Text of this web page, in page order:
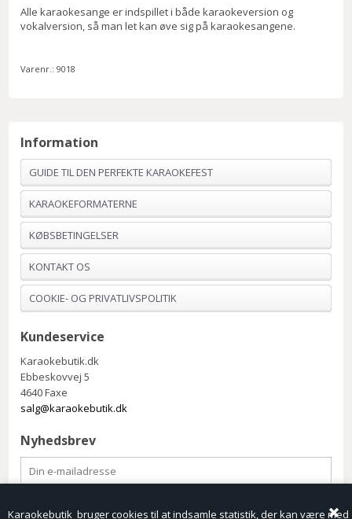
Karaokebutik bruger cookies til at indsamle statistik, der kan være med
Alle karaokesange er indspillet i både karaokeversion og
vokalversion, så man let kan øve sig på karaokesangene.
Varenr.:9018
Information
GUIDE TIL DEN PERFEKTE KARAOKEFEST
KARAOKEFORMATERNE
KØBSBETINGELSER
KONTAKT OS
COOKIE- OG PRIVATLIVSPOLITIK
Kundeservice
Karaokebutik.dk
Ebbeskovvej 5
4640 Faxe
salg@karaokebutik.dk
Nyhedsbrev